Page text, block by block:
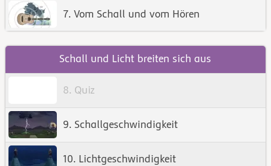
7. Vom Schall und vom Hören
Schall und Licht breiten sich aus
8. Quiz
9. Schallgeschwindigkeit
10. Lichtgeschwindigkeit